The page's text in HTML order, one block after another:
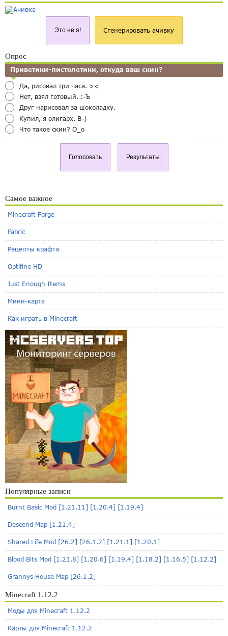
Это не я! Сгенерировать ачивку
Опрос
Приветики-пистолетики, откуда ваш скин?
Да, рисовал три часа. ><
Нет, взял готовый. :-Ъ
Друг нарисовал за шоколадку.
Купил, я олигарх. B-)
Что такое скин? O_o
Голосовать Результаты
Самое важное
Minecraft Forge
Fabric
Рецепты крафта
Optifine HD
Just Enough Items
Мини-карта
Как играть в Minecraft
Популярные записи
Burnt Basic Mod [1.21.11] [1.20.4] [1.19.4]
Descend Map [1.21.4]
Shared Life Mod [26.2] [26.1.2] [1.21.1] [1.20.1]
Blood Bits Mod [1.21.8] [1.20.6] [1.19.4] [1.18.2] [1.16.5] [1.12.2]
Grannys House Map [26.1.2]
Minecraft 1.12.2
Моды для Minecraft 1.12.2
Карты для Minecraft 1.12.2